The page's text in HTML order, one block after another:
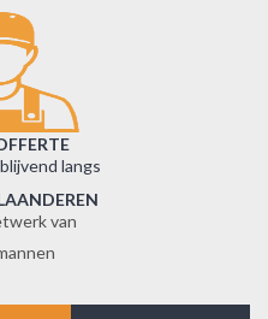
langs
van